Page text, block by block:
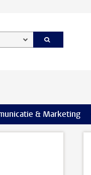
pagina’s
& Marketing